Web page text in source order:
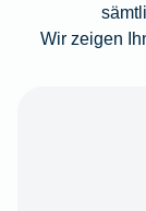
Wir zeigen